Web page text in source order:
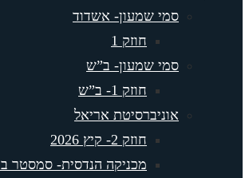
סמי שמעון- אשדוד
חוזק 1
סמי שמעון- ב”ש
חוזק 1- ב”ש
אוניברסיטת אריאל
חוזק 2- קיץ 2026
מכניקה הנדסית- סמסטר ב 2026